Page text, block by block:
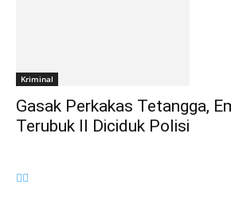
Kriminal
Gasak Perkakas Tetangga,
Terubuk II Diciduk Polisi